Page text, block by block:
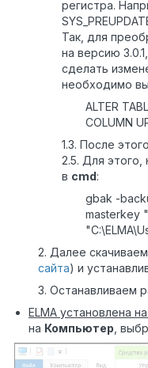
регистра.
Так, для
на версию
сделать
необходимо
ALTER
COLUMN
1.3. После
2.5. Для
в cmd:
gbak -
masterkey
2. Далее
сайта) и
3. Останавливаем
ELMA установлена на
на Компьютер ,